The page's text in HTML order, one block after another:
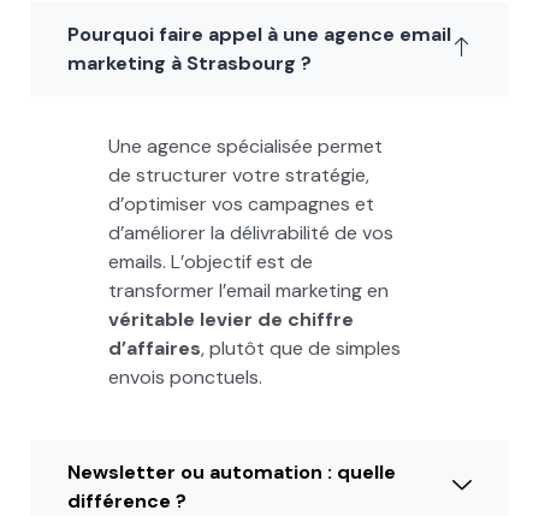
Pourquoi faire appel à une agence email
marketing à Strasbourg ?
Une agence spécialisée permet
de structurer votre stratégie,
d’optimiser vos campagnes et
d’améliorer la délivrabilité de vos
emails. L’objectif est de
transformer l’email marketing en
véritable levier de chiffre
d’affaires, plutôt que de simples
envois ponctuels.
Newsletter ou automation : quelle
différence ?